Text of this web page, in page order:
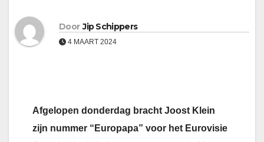
Door Jip Schippers
4 MAART 2024
Afgelopen donderdag bracht Joost Klein
zijn nummer “Europapa” voor het Eurovisie